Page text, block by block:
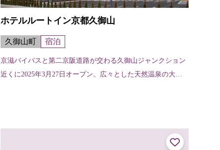
ホテルルートイン京都久御山
久御山町 宿泊
京滋バイパスと第二京阪道路が交わる久御山ジャンクション
近くに2025年3月27日オープン。広々とした天然温泉の大浴